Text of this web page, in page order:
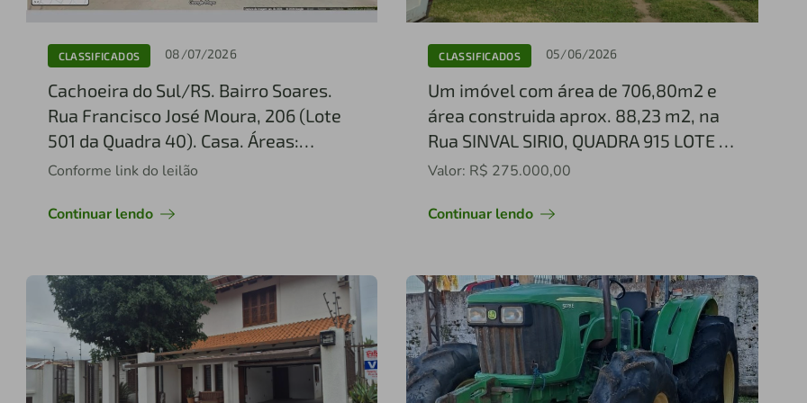
CLASSIFICADOS 08/07/2026
Cachoeira do Sul/RS. Bairro Soares.
Rua Francisco José Moura, 206 (Lote
501 da Quadra 40). Casa. Áreas:
construída 357,13m² e terreno 1.161
Conforme link do leilão
Continuar lendo
CLASSIFICADOS 05/06/2026
Um imóvel com área de 706,80m2 e
área construida aprox. 88,23 m2, na
Rua SINVAL SIRIO, QUADRA 915 LOTE 19
ARROIO DOS RATOS/RS, conforme
Ratos Comarca de São Jerônimo/RS
Valor: R$ 275.000,00
Continuar lendo